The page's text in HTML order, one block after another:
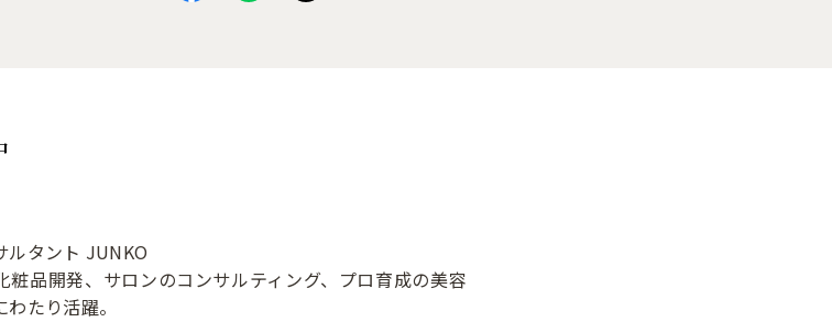
ルタント JUNKO
粧品開発、サロンのコンサルティング、プロ育成の美容
たり活躍。